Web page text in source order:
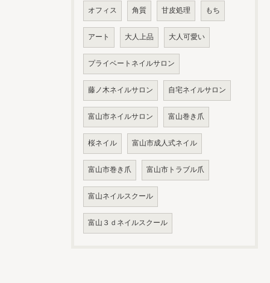
オフィス 角質 甘皮処理 もち
アート 大人上品 大人可愛い
プライベートネイルサロン
藤ノ木ネイルサロン 自宅ネイルサロン
富山市ネイルサロン 富山巻き爪
桜ネイル 富山市成人式ネイル
富山市巻き爪 富山市トラブル爪
富山ネイルスクール
富山３ｄネイルスクール